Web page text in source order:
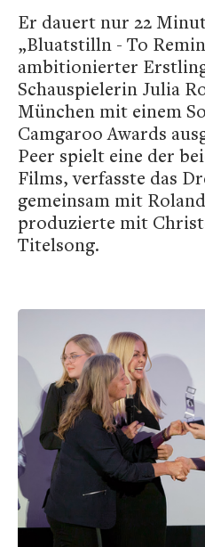
Er dauert nur 22
„Bluatstilln - To
ambitionierter
Schauspielerin Julia
München mit einem
Camgaroo Awards
Peer spielt eine der
Films, verfasste das
gemeinsam mit
produzierte mit
Titelsong.